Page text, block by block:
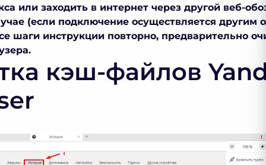
или заходить в интернет через другой веб-
(если подключение осуществляется другим
шаги инструкции повторно, предварительно
кэш-файлов